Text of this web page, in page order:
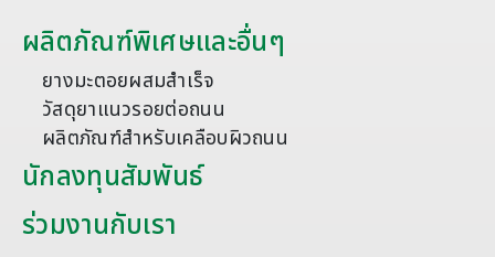
ผลิตภัณฑ์พิเศษและอื่นๆ
ยางมะตอยผสมสำเร็จ
วัสดุยาแนวรอยต่อถนน
ผลิตภัณฑ์สำหรับเคลือบผิวถนน
นักลงทุนสัมพันธ์
ร่วมงานกับเรา